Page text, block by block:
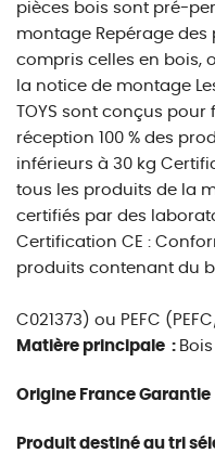
pièces bois sont pré-
montage Repérage des
compris celles en bois,
la notice de montage
TOYS sont conçus
réception 100 % des
inférieurs à 30 kg
tous les produits de la
certifiés par des
Certification CE :
produits contenant du
C021373) ou PEFC
Matière principale : Bois
Origine France Garantie
Produit destiné au tri